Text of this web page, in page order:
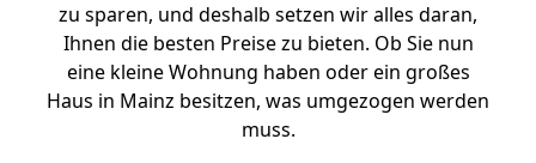
zu sparen, und deshalb setzen wir alles daran,
Ihnen die besten Preise zu bieten. Ob Sie nun
eine kleine Wohnung haben oder ein großes
Haus in Mainz besitzen, was umgezogen werden
muss.